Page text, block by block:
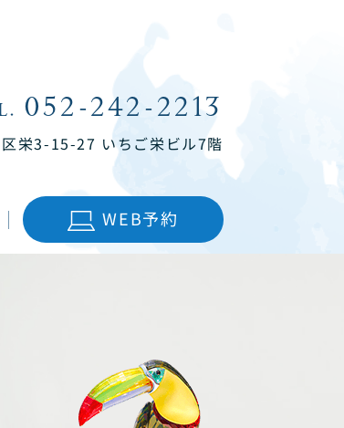
052-242-2213
栄3-15-27 いちご栄ビル7階
WEB予約